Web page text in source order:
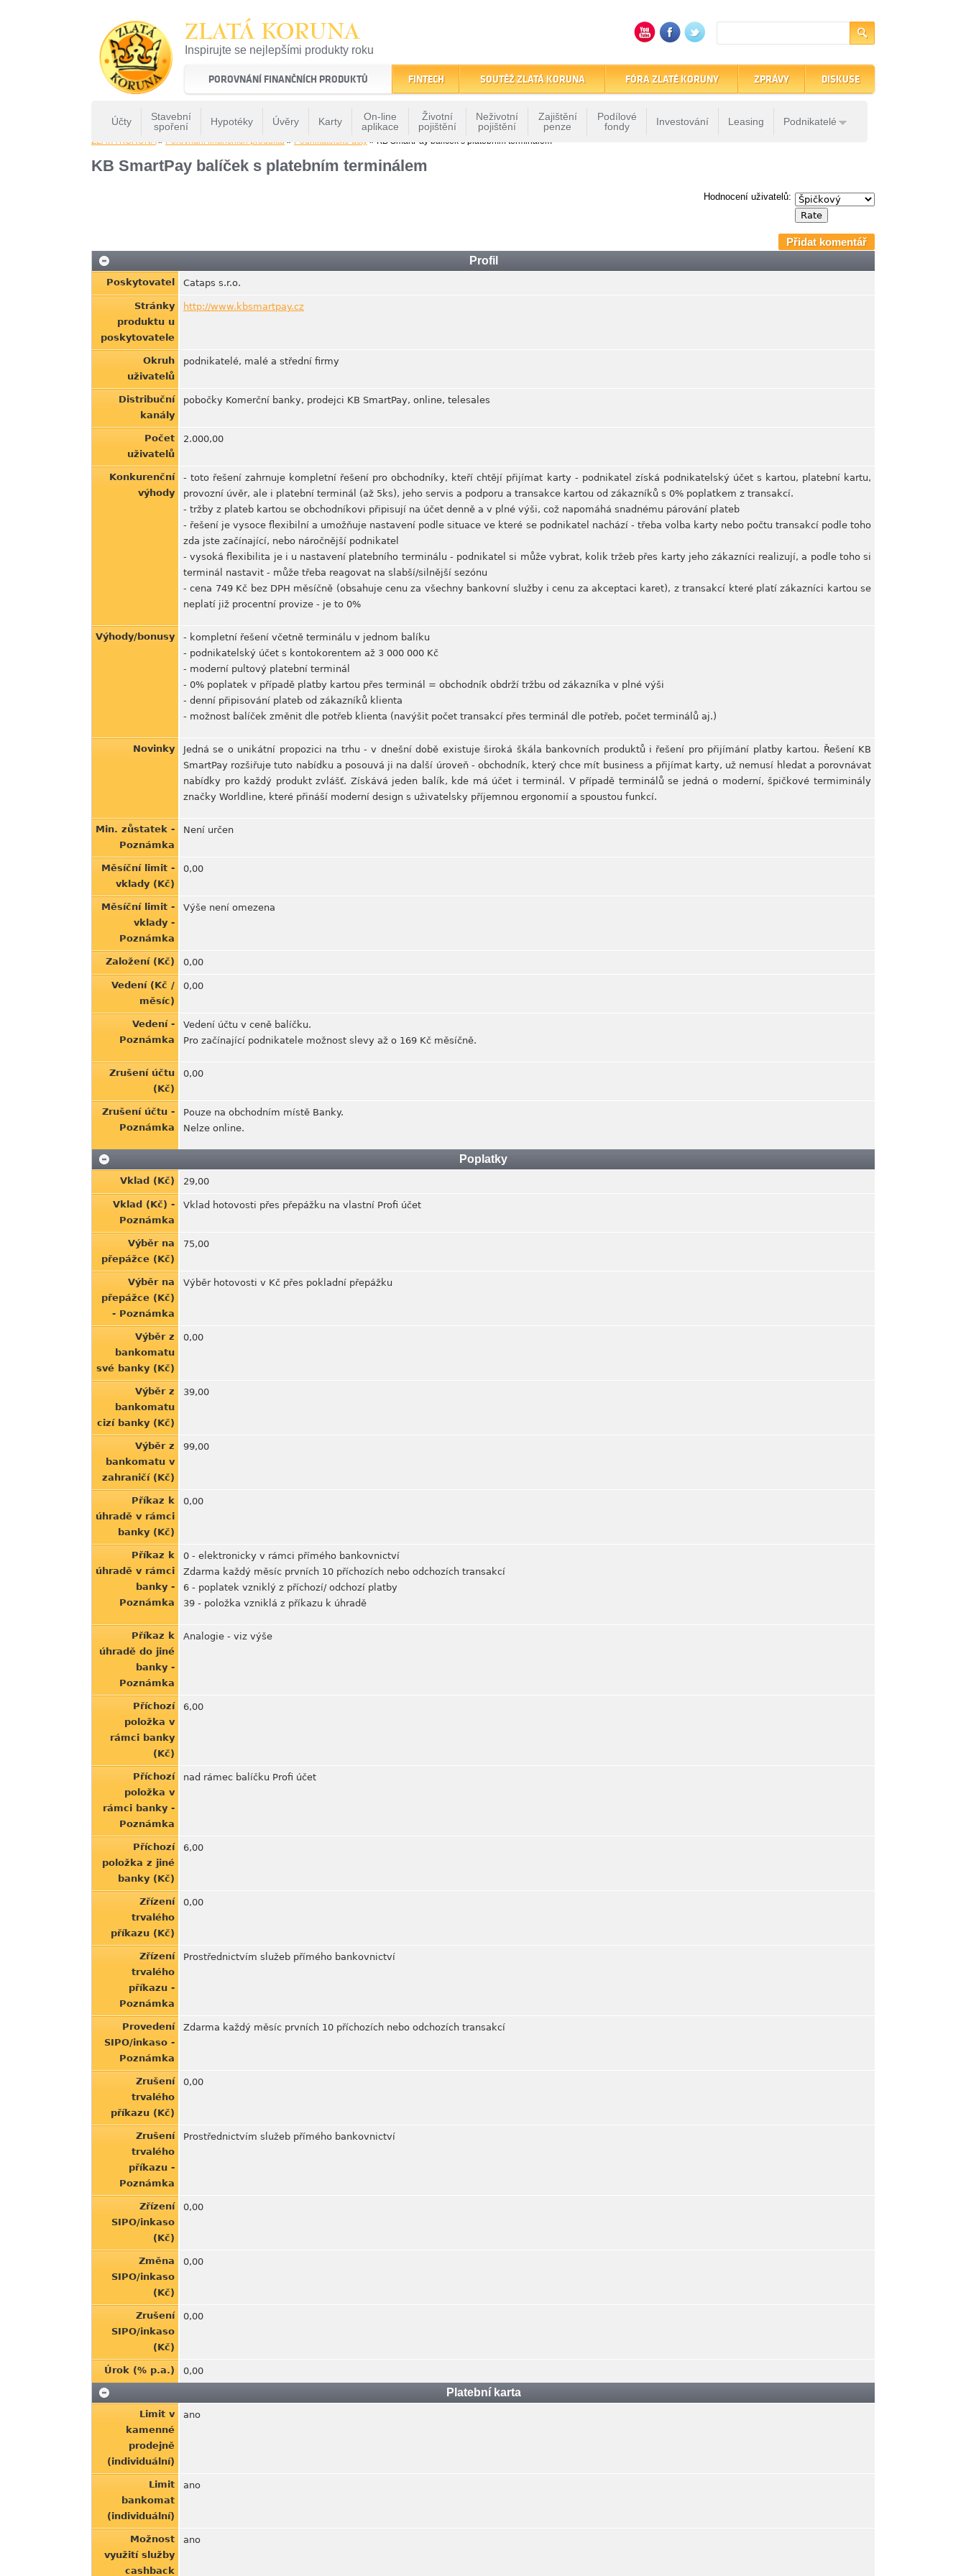
ZLATÁ KORUNA
Inspirujte se nejlepšími produkty roku
22 let tradice a kvality na finančním trhu
POROVNÁNÍ FINANČNÍCH PRODUKTŮ
Účty
Stavební
spoření
Hypotéky Úvěry Karty
On-line
aplikace
Životní
pojištění
Neživotní
pojištění
Zajištění
penze
Podílové
fondy
Investování Leasing Podnikatelé
FINTECH SOUTĚŽ ZLATÁ KORUNA FÓRA ZLATÉ KORUNY ZPRÁVY DISKUSE
ZLATÁ KORUNA» Porovnání finančních produktů » Podnikatelské účty » KB SmartPay balíček s platebním terminálem
KB SmartPay balíček s platebním terminálem
Hodnocení uživatelů:
Přidat komentář
Profil
Poskytovatel Cataps s.r.o.
Stránky
produktu u
poskytovatele
http://www.kbsmartpay.cz
Okruh
uživatelů
podnikatelé, malé a střední firmy
Distribuční
kanály
pobočky Komerční banky, prodejci KB SmartPay, online, telesales
Počet
uživatelů
2.000,00
Konkurenční
výhody
- toto řešení zahrnuje kompletní řešení pro obchodníky, kteří chtějí přijímat karty - podnikatel získá podnikatelský účet s kartou, platební kartu,
provozní úvěr, ale i platební terminál (až 5ks), jeho servis a podporu a transakce kartou od zákazníků s 0% poplatkem z transakcí.
- tržby z plateb kartou se obchodníkovi připisují na účet denně a v plné výši, což napomáhá snadnému párování plateb
- řešení je vysoce flexibilní a umožňuje nastavení podle situace ve které se podnikatel nachází - třeba volba karty nebo počtu transakcí podle toho
zda jste začínající, nebo náročnější podnikatel
- vysoká flexibilita je i u nastavení platebního terminálu - podnikatel si může vybrat, kolik tržeb přes karty jeho zákazníci realizují, a podle toho si
terminál nastavit - může třeba reagovat na slabší/silnější sezónu
- cena 749 Kč bez DPH měsíčně (obsahuje cenu za všechny bankovní služby i cenu za akceptaci karet), z transakcí které platí zákazníci kartou se
neplatí již procentní provize - je to 0%
Výhody/bonusy
- kompletní řešení včetně terminálu v jednom balíku
- podnikatelský účet s kontokorentem až 3 000 000 Kč
- moderní pultový platební terminál
- 0% poplatek v případě platby kartou přes terminál = obchodník obdrží tržbu od zákazníka v plné výši
- denní připisování plateb od zákazníků klienta
- možnost balíček změnit dle potřeb klienta (navýšit počet transakcí přes terminál dle potřeb, počet terminálů aj.)
Novinky
Jedná se o unikátní propozici na trhu - v dnešní době existuje široká škála bankovních produktů i řešení pro přijímání platby kartou. Řešení KB
SmartPay rozšiřuje tuto nabídku a posouvá ji na další úroveň - obchodník, který chce mít business a přijímat karty, už nemusí hledat a porovnávat
nabídky pro každý produkt zvlášť. Získává jeden balík, kde má účet i terminál. V případě terminálů se jedná o moderní, špičkové termiminály
značky Worldline, které přináší moderní design s uživatelsky příjemnou ergonomií a spoustou funkcí.
Min. zůstatek -
Poznámka
Není určen
Měsíční limit -
vklady (Kč)
0,00
Měsíční limit -
vklady -
Poznámka
Výše není omezena
Založení (Kč) 0,00
Vedení (Kč /
měsíc)
0,00
Vedení -
Poznámka
Vedení účtu v ceně balíčku.
Pro začínající podnikatele možnost slevy až o 169 Kč měsíčně.
Zrušení účtu
(Kč)
0,00
Zrušení účtu -
Poznámka
Pouze na obchodním místě Banky.
Nelze online.
Poplatky
Vklad (Kč) 29,00
Vklad (Kč) -
Poznámka
Vklad hotovosti přes přepážku na vlastní Profi účet
Výběr na
přepážce (Kč)
75,00
Výběr na
přepážce (Kč)
- Poznámka
Výběr hotovosti v Kč přes pokladní přepážku
Výběr z
bankomatu
své banky (Kč)
0,00
Výběr z
bankomatu
cizí banky (Kč)
39,00
Výběr z
bankomatu v
zahraničí (Kč)
99,00
Příkaz k
úhradě v rámci
banky (Kč)
0,00
Příkaz k
úhradě v rámci
banky -
Poznámka
0 - elektronicky v rámci přímého bankovnictví
Zdarma každý měsíc prvních 10 příchozích nebo odchozích transakcí
6 - poplatek vzniklý z příchozí/ odchozí platby
39 - položka vzniklá z příkazu k úhradě
Příkaz k
úhradě do jiné
banky -
Poznámka
Analogie - viz výše
Příchozí
položka v
rámci banky
(Kč)
6,00
Příchozí
položka v
rámci banky -
Poznámka
nad rámec balíčku Profi účet
Příchozí
položka z jiné
banky (Kč)
6,00
Zřízení
trvalého
příkazu (Kč)
0,00
Zřízení
trvalého
příkazu -
Poznámka
Prostřednictvím služeb přímého bankovnictví
Provedení
SIPO/inkaso -
Poznámka
Zdarma každý měsíc prvních 10 příchozích nebo odchozích transakcí
Zrušení
trvalého
příkazu (Kč)
0,00
Zrušení
trvalého
příkazu -
Poznámka
Prostřednictvím služeb přímého bankovnictví
Zřízení
SIPO/inkaso
(Kč)
0,00
Změna
SIPO/inkaso
(Kč)
0,00
Zrušení
SIPO/inkaso
(Kč)
0,00
Úrok (% p.a.) 0,00
Platební karta
Limit v
kamenné
prodejně
(individuální)
ano
Limit
bankomat
(individuální)
ano
Možnost
využití služby
cashback
ano